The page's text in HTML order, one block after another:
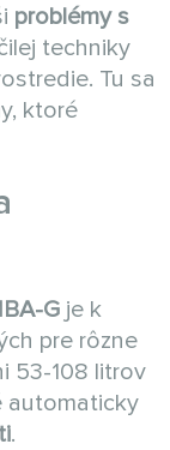
problémy s
techniky
Tu sa
ktoré
G je k
pre rôzne
53-108 litrov
automaticky
.